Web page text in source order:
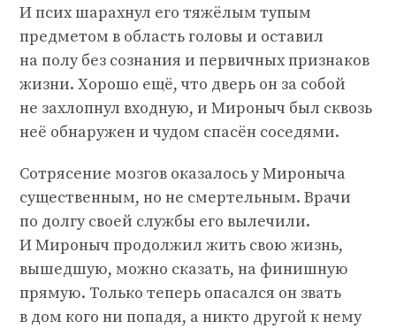
И псих шарахнул его тяжёлым тупым
предметом в область головы и оставил
на полу без сознания и первичных признаков
жизни. Хорошо ещё, что дверь он за собой
не захлопнул входную, и Мироныч был сквозь
неё обнаружен и чудом спасён соседями.
Сотрясение мозгов оказалось у Мироныча
существенным, но не смертельным. Врачи
по долгу своей службы его вылечили.
И Мироныч продолжил жить свою жизнь,
вышедшую, можно сказать, на финишную
прямую. Только теперь опасался он звать
в дом кого ни попадя, а никто другой к нему